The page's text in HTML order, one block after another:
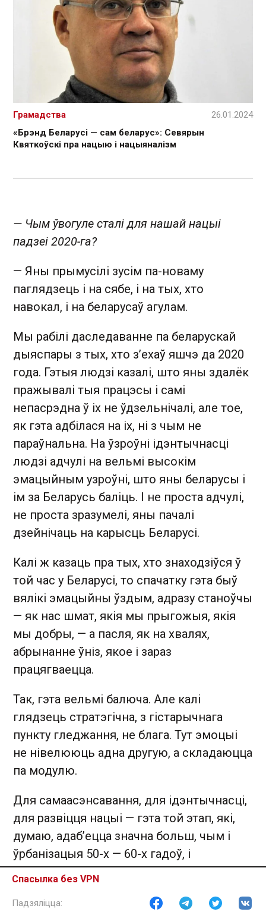
«Брэнд Беларусі — сам беларус»: Севярын
Квяткоўскі пра нацыю і нацыяналізм
Грамадства 26.01.2024
— Чым ўвогуле сталі для нашай нацыі
падзеі 2020-га?
— Яны прымусілі зусім па-новаму
паглядзець і на сябе, і на тых, хто
навокал, і на беларусаў агулам.
Мы рабілі даследаванне па беларускай
дыяспары з тых, хто з’ехаў яшчэ да 2020
года. Гэтыя людзі казалі, што яны здалёк
пражывалі тыя працэсы і самі
непасрэдна ў іх не ўдзельнічалі, але тое,
як гэта адбілася на іх, ні з чым не
параўнальна. На ўзроўні ідэнтычнасці
людзі адчулі на вельмі высокім
эмацыйным узроўні, што яны беларусы і
ім за Беларусь баліць. І не проста адчулі,
не проста зразумелі, яны пачалі
дзейнічаць на карысць Беларусі.
Калі ж казаць пра тых, хто знаходзіўся ў
той час у Беларусі, то спачатку гэта быў
вялікі эмацыйны ўздым, адразу станоўчы
— як нас шмат, якія мы прыгожыя, якія
мы добры, — а пасля, як на хвалях,
абрынанне ўніз, якое і зараз
працягваецца.
Так, гэта вельмі балюча. Але калі
глядзець стратэгічна, з гістарычнага
пункту гледжання, не блага. Тут эмоцыі
не нівелююць адна другую, а складаюцца
па модулю.
Для самаасэнсавання, для ідэнтычнасці,
для развіцця нацыі — гэта той этап, які,
думаю, адаб’ецца значна больш, чым і
ўрбанізацыя 50-х — 60-х гадоў, і
чарнобыльская трагедыя, і развал Саюзу.
дынаміцы нацыянальнага будаўніцтва
Спасылка без VPN